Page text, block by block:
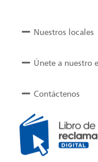
Nuestros locales
Únete a nuestro
Contáctenos